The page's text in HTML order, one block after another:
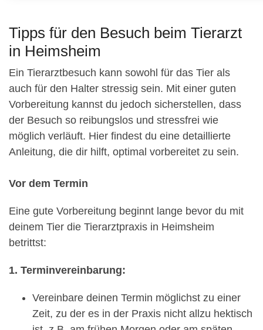
Tipps für den Besuch beim Tierarzt
in Heimsheim
Ein Tierarztbesuch kann sowohl für das Tier als
auch für den Halter stressig sein. Mit einer guten
Vorbereitung kannst du jedoch sicherstellen, dass
der Besuch so reibungslos und stressfrei wie
möglich verläuft. Hier findest du eine detaillierte
Anleitung, die dir hilft, optimal vorbereitet zu sein.
Vor dem Termin
Eine gute Vorbereitung beginnt lange bevor du mit
deinem Tier die Tierarztpraxis in Heimsheim
betrittst:
1. Terminvereinbarung:
Vereinbare deinen Termin möglichst zu einer
Zeit, zu der es in der Praxis nicht allzu hektisch